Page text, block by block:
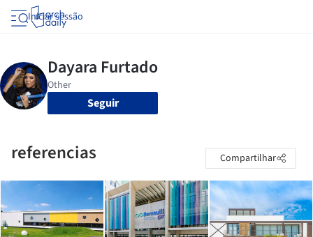
Iniciar sessão
Seguir
referencias Compartilhar